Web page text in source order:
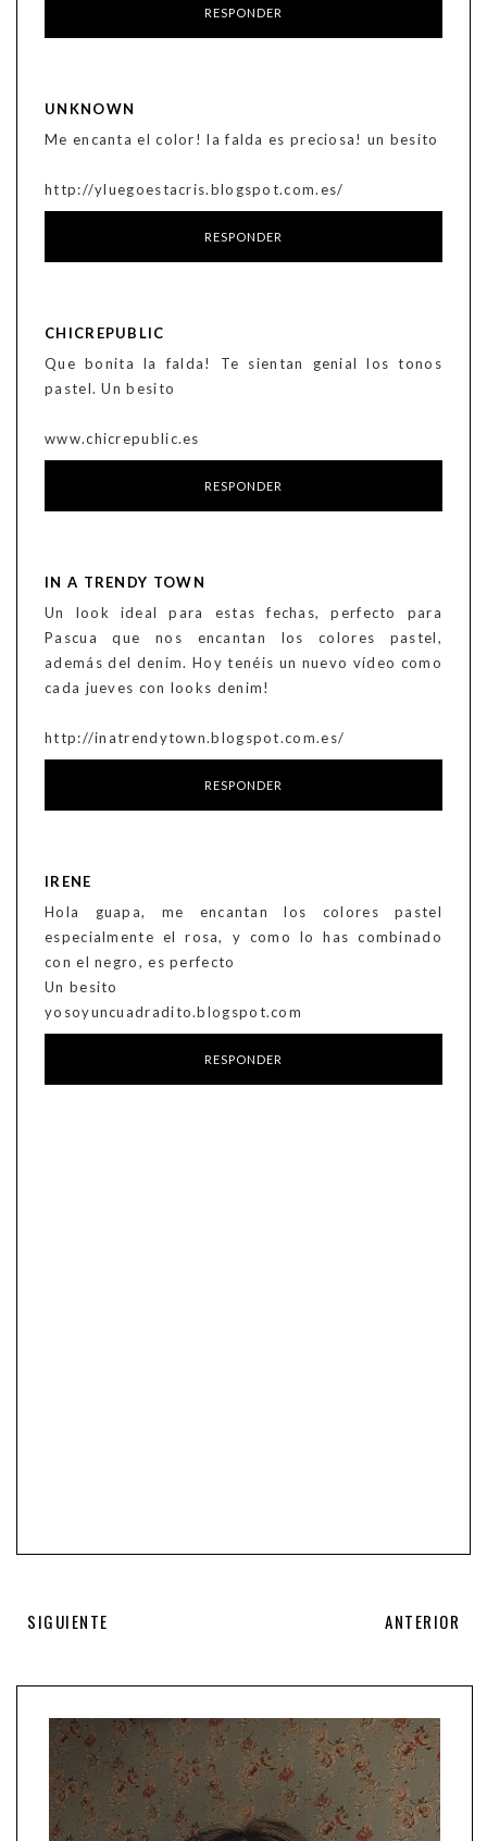
RESPONDER
UNKNOWN
Me encanta el color! la falda es preciosa! un besito
http://yluegoestacris.blogspot.com.es/
RESPONDER
CHICREPUBLIC
Que bonita la falda! Te sientan genial los tonos
pastel. Un besito
www.chicrepublic.es
RESPONDER
IN A TRENDY TOWN
Un look ideal para estas fechas, perfecto para
Pascua que nos encantan los colores pastel,
además del denim. Hoy tenéis un nuevo vídeo como
cada jueves con looks denim!
http://inatrendytown.blogspot.com.es/
RESPONDER
IRENE
Hola guapa, me encantan los colores pastel
especialmente el rosa, y como lo has combinado
con el negro, es perfecto
Un besito
yosoyuncuadradito.blogspot.com
RESPONDER
SIGUIENTE ANTERIOR